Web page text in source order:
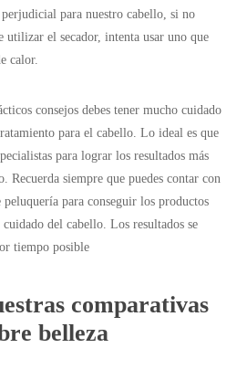
para nuestro cabello, si no
utilizar el secador, intenta usar uno que
calor.
consejos debes tener mucho cuidado
para el cabello. Lo ideal es que
para lograr los resultados más
Recuerda siempre que puedes contar con
peluquería para conseguir los productos
del cabello. Los resultados se
tiempo posible
comparativas
belleza